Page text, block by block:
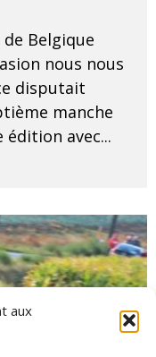
aux
Belgique
nous nous
disputait
manche
édition avec...